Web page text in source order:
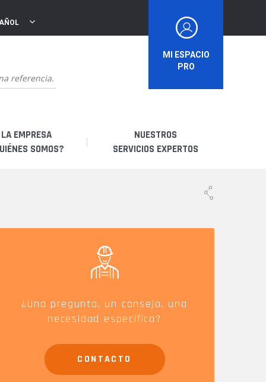
MI ESPACIO
PRO
LA EMPRESA
SOMOS?
NUESTROS
SERVICIOS EXPERTOS
Soy un distribuidor
Soy un arrendatario
SPV y accesorios
¿Una pregunta, un consejo, una
necesidad específica?
CONTACTO